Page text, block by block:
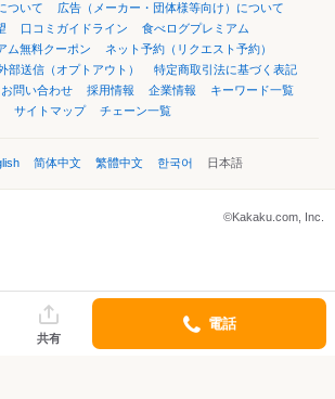
ついて
広告（メーカー・団体様等向け）について
口コミガイドライン
食べログプレミアム
ム無料クーポン
ネット予約（リクエスト予約）
部送信（オプトアウト）
特定商取引法に基づく表記
問い合わせ 採用情報 企業情報
キーワード一覧
サイトマップ
チェーン一覧
简体中文 繁體中文 한국어 日本語
©Kakaku.com, Inc.
共有
電話